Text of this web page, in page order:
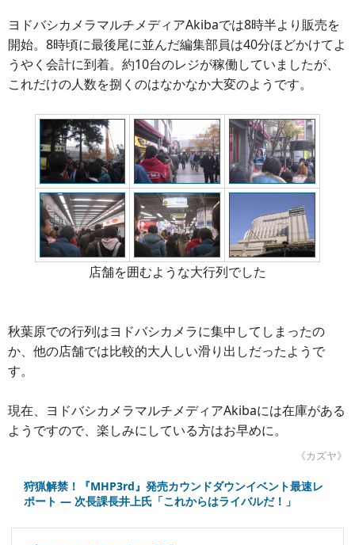
ヨドバシカメラマルチメディアAkibaでは8時半より販売を
開始。8時頃に最後尾に並んだ編集部員は40分ほどかけてよ
うやく会計に到着。約10台のレジが稼働していましたが、
これだけの人数を捌くのはなかなか大変のようです。
店舗を囲むような大行列でした
秋葉原での行列はヨドバシカメラに集中してしまったの
か、他の店舗では比較的大人しい滑り出しだったようで
す。
現在、ヨドバシカメラマルチメディアAkibaには在庫がある
ようですので、楽しみにしている方はお早めに。
《カズヤ》
狩猟解禁！『MHP3rd』発売カウンドダウンイベント最速レ
ポート ― 次長課長井上氏「これからはライバルだ！」